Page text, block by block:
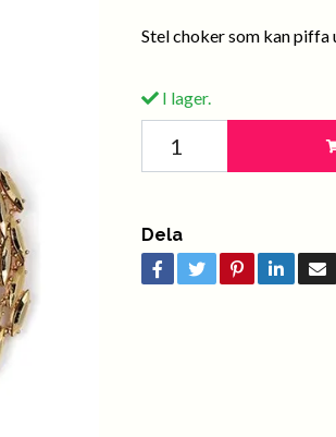
Stel choker som kan
I lager.
Dela